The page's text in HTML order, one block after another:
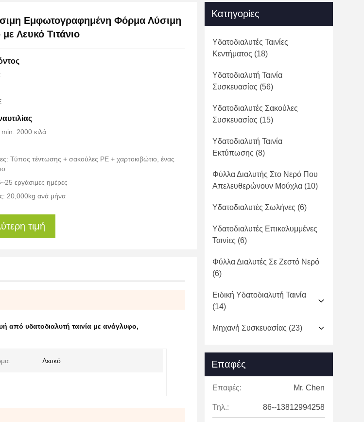
Εμφωτογραφημένη Φόρμα Λύσιμη
Λευκό Τιτάνιο
2000 κιλά
Τύπος τέντωσης + σακούλες PE + χαρτοκιβώτιο, ένας
εργάσιμες ημέρες
20,000kg ανά μήνα
τιμή
από υδατοδιαλυτή ταινία με ανάγλυφο,
Λευκό
Κατηγορίες
Υδατοδιαλυτές Ταινίες
Κεντήματος (18)
Υδατοδιαλυτή Ταινία
Συσκευασίας (56)
Υδατοδιαλυτές Σακούλες
Συσκευασίας (15)
Υδατοδιαλυτή Ταινία
Εκτύπωσης (8)
Φύλλα Διαλυτής Στο Νερό Που
Απελευθερώνουν Μούχλα (10)
Υδατοδιαλυτές Σωλήνες (6)
Υδατοδιαλυτές Επικαλυμμένες
Ταινίες (6)
Φύλλα Διαλυτές Σε Ζεστό Νερό
(6)
Ειδική Υδατοδιαλυτή Ταινία
(14)
Μηχανή Συσκευασίας (23)
Επαφές
Επαφές: Mr. Chen
Τηλ.: 86--13812994258